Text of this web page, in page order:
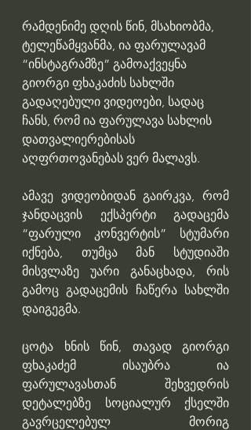
რამდენიმე დღის წინ, მსახიობმა,
ტელეწამყვანმა, ია ფარულავამ
“ინსტაგრამზე” გამოაქვეყნა
გიორგი ფხაკაძის სახლში
გადაღებული ვიდეოები, სადაც
ჩანს, რომ ია ფარულავა სახლის
დათვალიერებისას
აღფრთოვანებას ვერ მალავს.
ამავე ვიდეობიდან გაირკვა, რომ
ჯანდაცვის ექსპერტი გადაცემა
“ფარული კონვერტის” სტუმარი
იქნება, თუმცა მან სტუდიაში
მისვლაზე უარი განაცხადა, რის
გამოც გადაცემის ჩაწერა სახლში
დაიგეგმა.
ცოტა ხნის წინ, თავად გიორგი
ფხაკაძემ ისაუბრა ია
ფარულავასთან შეხვედრის
დეტალებზე სოციალურ ქსელში
გავრცელებულ მორიგ